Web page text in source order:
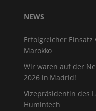
NEWS
Erfolgreicher
Marokko
Wir waren auf der
2026 in Madrid!
Vizepräsidentin des
Humintech